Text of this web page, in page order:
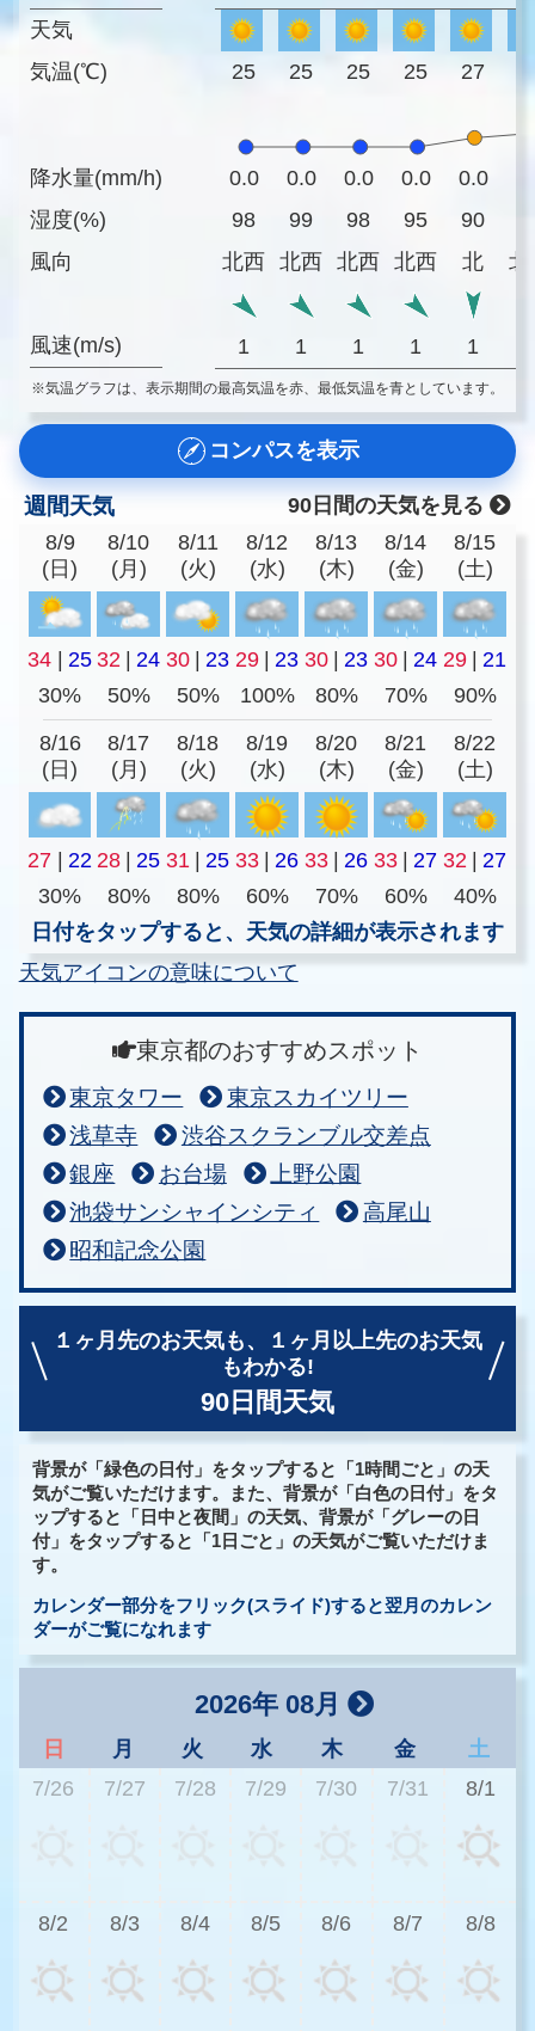
天気
気温(℃)
降水量(mm/h)
湿度(%)
風向
風速(m/s)
25 25 25 25 27
0.0 0.0 0.0 0.0 0.0
98
99 98 95 90
北西
北西 北西 北西 北 北
1 1 1 1 1
※気温グラフは、表示期間の最高気温を赤、最低気温を青としています。
コンパスを表示
週間天気
90日間の天気を見る
8/9
(日)
8/10
(月)
8/11
(火)
8/12
(水)
8/13
(木)
8/14
(金)
8/15
(土)
34 | 25 32 | 24 30 | 23 29 | 23 30 | 23 30 | 24 29 | 21
30%
50% 50% 100% 80% 70% 90%
8/16
(日)
8/17
(月)
8/18
(火)
8/19
(水)
8/20
(木)
8/21
(金)
8/22
(土)
27 22 28 25 31 25 33 26 33 26 33 27 32
27
30%
80% 80% 60% 70% 60%
40%
日付をタップすると、天気の詳細が表示されます
天気アイコンの意味について
東京都のおすすめスポット
東京タワー
東京スカイツリー
浅草寺
渋谷スクランブル交差点
銀座
お台場
上野公園
池袋サンシャインシティ
高尾山
昭和記念公園
１ヶ月先のお天気も、
１ヶ月以上先のお天気
もわかる!
90日間天気
背景が「緑色の日付」をタップすると「1時間ごと」の天
気がご覧いただけます。また、背景が「白色の日付」をタ
ップすると「日中と夜間」の天気、背景が「グレーの日
付」をタップすると「1日ごと」の天気がご覧いただけま
す。
カレンダー部分をフリック(スライド)すると翌月のカレン
ダーがご覧になれます
2026年 08月
日 月 火 水 木 金
土
7/26
7/27 7/28 7/29 7/30 7/31 8/1
8/2 8/3 8/4 8/5 8/6 8/7 8/8